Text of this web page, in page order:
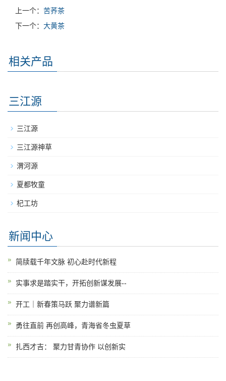
上一个： 苦荞茶
下一个： 大黄茶
相关产品
三江源
三江源
三江源神草
渭河源
夏都牧童
杞工坊
新闻中心
简牍载千年文脉 初心赴时代新程
实事求是踏实干，开拓创新谋发展--
开工｜新春策马跃 聚力谱新篇
勇往直前 再创高峰，青海省冬虫夏草
扎西才吉： 聚力甘青协作 以创新实